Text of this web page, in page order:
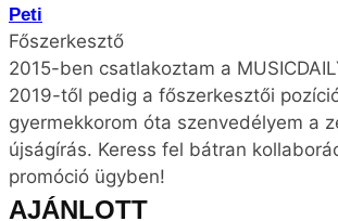
Peti
Főszerkesztő
2015-ben csatlakoztam a
2019-től pedig a főszerkesztői
gyermekkorom óta szenvedélyem a
újságírás. Keress fel bátran
promóció ügyben!
AJÁNLOTT